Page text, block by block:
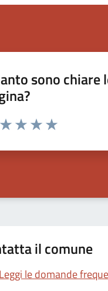
sono
da 1 a 5 stelle la pagina
il comune
Leggi le domande